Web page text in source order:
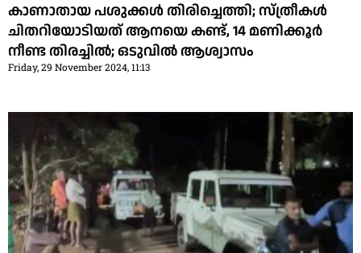
കാണാതായ പശുക്കള്‍ തിരിച്ചെത്തി; സ്ത്രീകള്‍
ചിതറിയോടിയത് ആനയെ കണ്ട്, 14 മണിക്കൂര്‍
നീണ്ട തിരച്ചില്‍; ഒടുവില്‍ ആശ്വാസം
Friday, 29 November 2024, 11:13